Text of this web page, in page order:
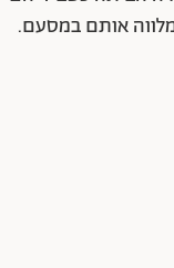
אותם במסעם.